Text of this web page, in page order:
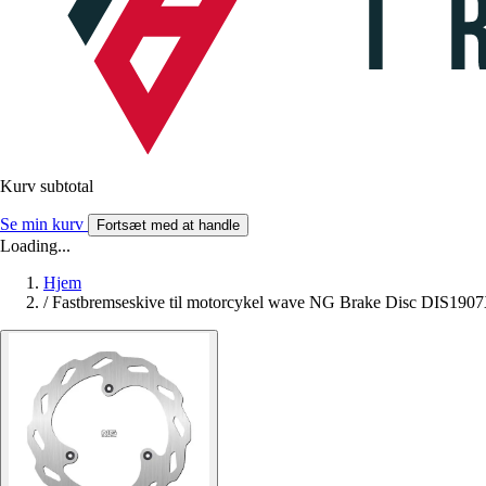
Kurv subtotal
Se min kurv Fortsæt med at handle
Loading...
Hjem
/ Fastbremseskive til motorcykel wave NG Brake Disc